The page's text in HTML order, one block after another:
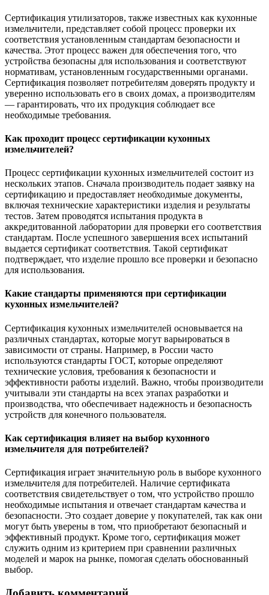
Сертификация утилизаторов, также известных как кухонные
измельчители, представляет собой процесс проверки их
соответствия установленным стандартам безопасности и
качества. Этот процесс важен для обеспечения того, что
устройства безопасны для использования и соответствуют
нормативам, установленным государственными органами.
Сертификация позволяет потребителям доверять продукту и
уверенно использовать его в своих домах, а производителям
— гарантировать, что их продукция соблюдает все
необходимые требования.
Как проходит процесс сертификации кухонных
измельчителей?
Процесс сертификации кухонных измельчителей состоит из
нескольких этапов. Сначала производитель подает заявку на
сертификацию и предоставляет необходимые документы,
включая технические характеристики изделия и результаты
тестов. Затем проводятся испытания продукта в
аккредитованной лаборатории для проверки его соответствия
стандартам. После успешного завершения всех испытаний
выдается сертификат соответствия. Такой сертификат
подтверждает, что изделие прошло все проверки и безопасно
для использования.
Какие стандарты применяются при сертификации
кухонных измельчителей?
Сертификация кухонных измельчителей основывается на
различных стандартах, которые могут варьироваться в
зависимости от страны. Например, в России часто
используются стандарты ГОСТ, которые определяют
технические условия, требования к безопасности и
эффективности работы изделий. Важно, чтобы производители
учитывали эти стандарты на всех этапах разработки и
производства, что обеспечивает надежность и безопасность
устройств для конечного пользователя.
Как сертификация влияет на выбор кухонного
измельчителя для потребителей?
Сертификация играет значительную роль в выборе кухонного
измельчителя для потребителей. Наличие сертификата
соответствия свидетельствует о том, что устройство прошло
необходимые испытания и отвечает стандартам качества и
безопасности. Это создает доверие у покупателей, так как они
могут быть уверены в том, что приобретают безопасный и
эффективный продукт. Кроме того, сертификация может
служить одним из критерием при сравнении различных
моделей и марок на рынке, помогая сделать обоснованный
выбор.